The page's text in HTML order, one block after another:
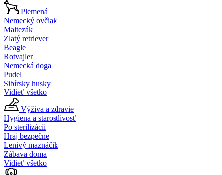
Plemená
Nemecký ovčiak
Maltezák
Zlatý retriever
Beagle
Rotvajler
Nemecká doga
Pudel
Sibírsky husky
Vidieť všetko
Výživa a zdravie
Hygiena a starostlivosť
Po sterilizácii
Hraj bezpečne
Lenivý maznáčik
Zábava doma
Vidieť všetko